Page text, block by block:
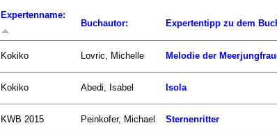
Expertenname:
Buchautor:
Expertentipp zu dem
Kokiko Lovric, Michelle Melodie der
Kokiko Abedi, Isabel Isola
KWB 2015 Peinkofer, Michael Sternenritter